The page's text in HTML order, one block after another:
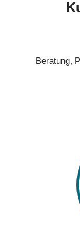
Beratung,